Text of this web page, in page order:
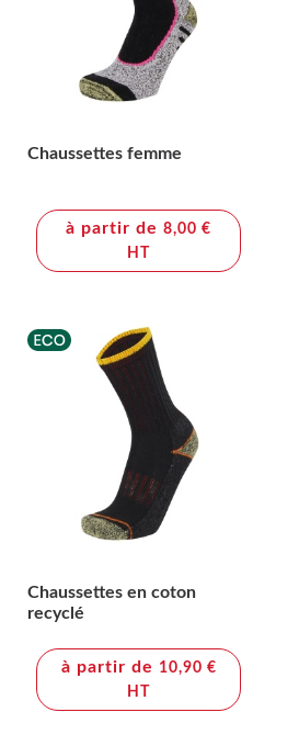
Chaussettes femme
à partir de8,00 €
HT
Chaussettes en coton
recyclé
à partir de 10,90 €
HT